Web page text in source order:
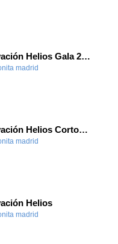
Proyecto de innovación Helios Gala 2026
madrid
Proyecto de innovación Helios Cortometraje
madrid
Helios
madrid